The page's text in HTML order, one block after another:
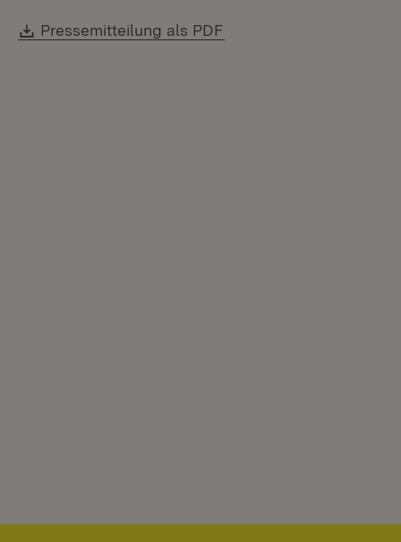
Download:
Pressemitteilung als PDF